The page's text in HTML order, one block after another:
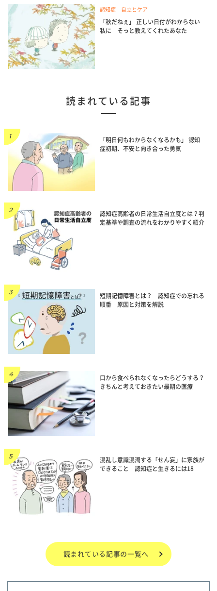
認知症 自立とケア
「秋だねぇ」 正しい日付がわからない
私に そっと教えてくれたあなた
読まれている記事
「明日何もわからなくなるかも」 認知
症初期、不安と向き合った勇気
認知症高齢者の日常生活自立度とは？判
定基準や調査の流れをわかりやすく紹介
短期記憶障害とは？ 認知症での忘れる
順番 原因と対策を解説
口から食べられなくなったらどうする？
きちんと考えておきたい最期の医療
混乱し意識混濁する「せん妄」に家族が
できること 認知症と生きるには18
読まれている記事の一覧へ